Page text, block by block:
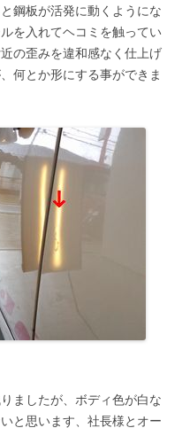
鋼板が活発に動くようにな
を入れてヘコミを触ってい
の歪みを違和感なく仕上げ
何とか形にする事ができま
ましたが、ボディ色が白な
と思います、社長様とオー